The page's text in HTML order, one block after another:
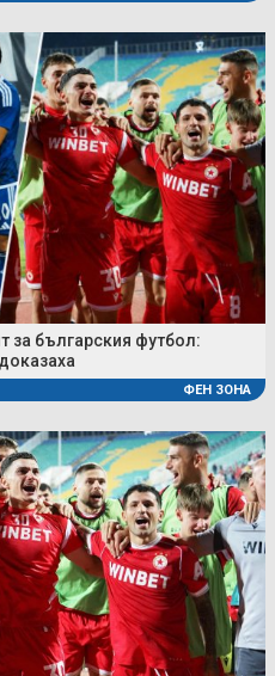
за българския футбол:
ФЕН ЗОНА